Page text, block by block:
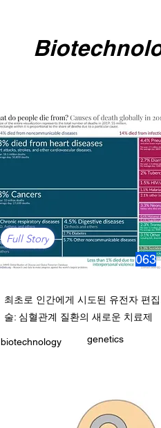
063
Full Story
최초로 인간에게 시도된 유전자 편집
술: 심혈관계 질환의 새로운 치료제
biotechnology genetics